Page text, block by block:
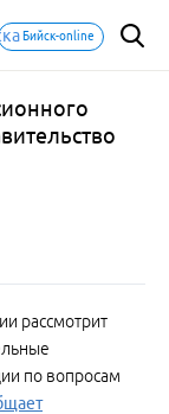
Бийск-online
рассмотрит
по вопросам